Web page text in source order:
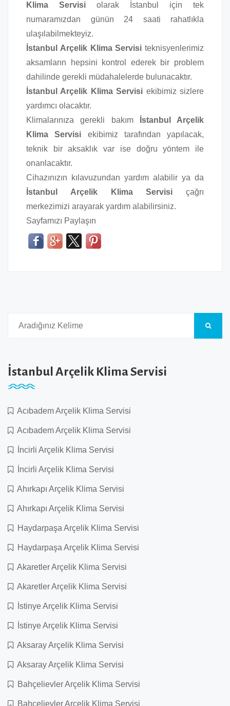
Klima Servisi olarak İstanbul için tek
numaramızdan günün 24 saati rahatlıkla
ulaşılabilmekteyiz.
İstanbul Arçelik Klima Servisi teknisyenlerimiz
aksamların hepsini kontrol ederek bir problem
dahilinde gerekli müdahalelerde bulunacaktır.
İstanbul Arçelik Klima Servisi ekibimiz sizlere
yardımcı olacaktır.
Klimalarınıza gerekli bakım
İstanbul Arçelik
Klima Servisi ekibimiz tarafından yapılacak,
teknik bir aksaklık var ise doğru yöntem ile
onarılacaktır.
Cihazınızın kılavuzundan yardım alabilir ya da
İstanbul Arçelik Klima Servisi çağrı
merkezimizi arayarak yardım alabilirsiniz.
Sayfamızı Paylaşın
İstanbul Arçelik Klima Servisi
Acıbadem Arçelik Klima Servisi
Acıbadem Arçelik Klima Servisi
İncirli Arçelik Klima Servisi
İncirli Arçelik Klima Servisi
Ahırkapı Arçelik Klima Servisi
Ahırkapı Arçelik Klima Servisi
Haydarpaşa Arçelik Klima Servisi
Haydarpaşa Arçelik Klima Servisi
Akaretler Arçelik Klima Servisi
Akaretler Arçelik Klima Servisi
İstinye Arçelik Klima Servisi
İstinye Arçelik Klima Servisi
Aksaray Arçelik Klima Servisi
Aksaray Arçelik Klima Servisi
Bahçelievler Arçelik Klima Servisi
Bahçelievler Arçelik Klima Servisi